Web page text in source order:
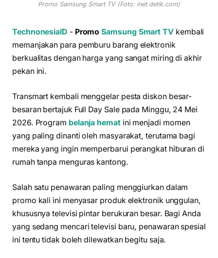
Promo Samsung Smart TV (Foto: inet.detik.com)
TechnonesiaID - PromoSamsung Smart TV kembali
memanjakan para pemburu barang elektronik
berkualitas dengan harga yang sangat miring di akhir
pekan ini.
Transmart kembali menggelar pesta diskon besar-
besaran bertajuk Full Day Sale pada Minggu, 24 Mei
2026. Program belanja hematini menjadi momen
yang paling dinanti oleh masyarakat, terutama bagi
mereka yang ingin memperbarui perangkat hiburan di
rumah tanpa menguras kantong.
Salah satu penawaran paling menggiurkan dalam
promo kali ini menyasar produk elektronik unggulan,
khususnya televisi pintar berukuran besar. Bagi Anda
yang sedang mencari televisi baru, penawaran spesial
ini tentu tidak boleh dilewatkan begitu saja.